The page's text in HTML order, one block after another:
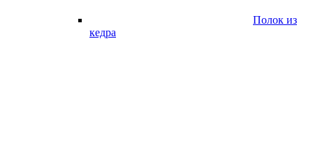
Полок из
кедра